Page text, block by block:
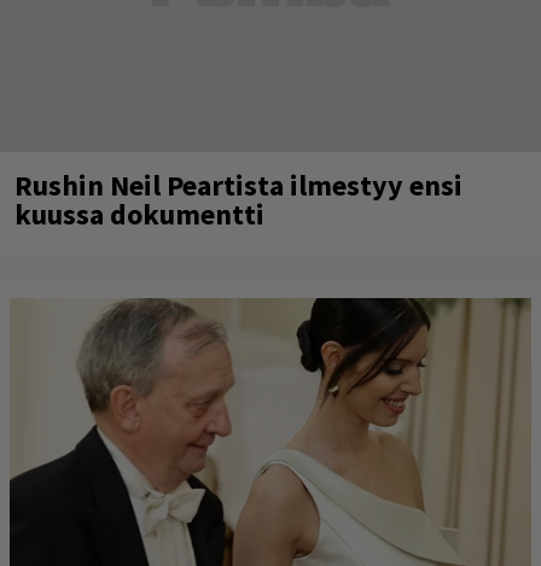
Rushin Neil Peartista ilmestyy ensi
kuussa dokumentti